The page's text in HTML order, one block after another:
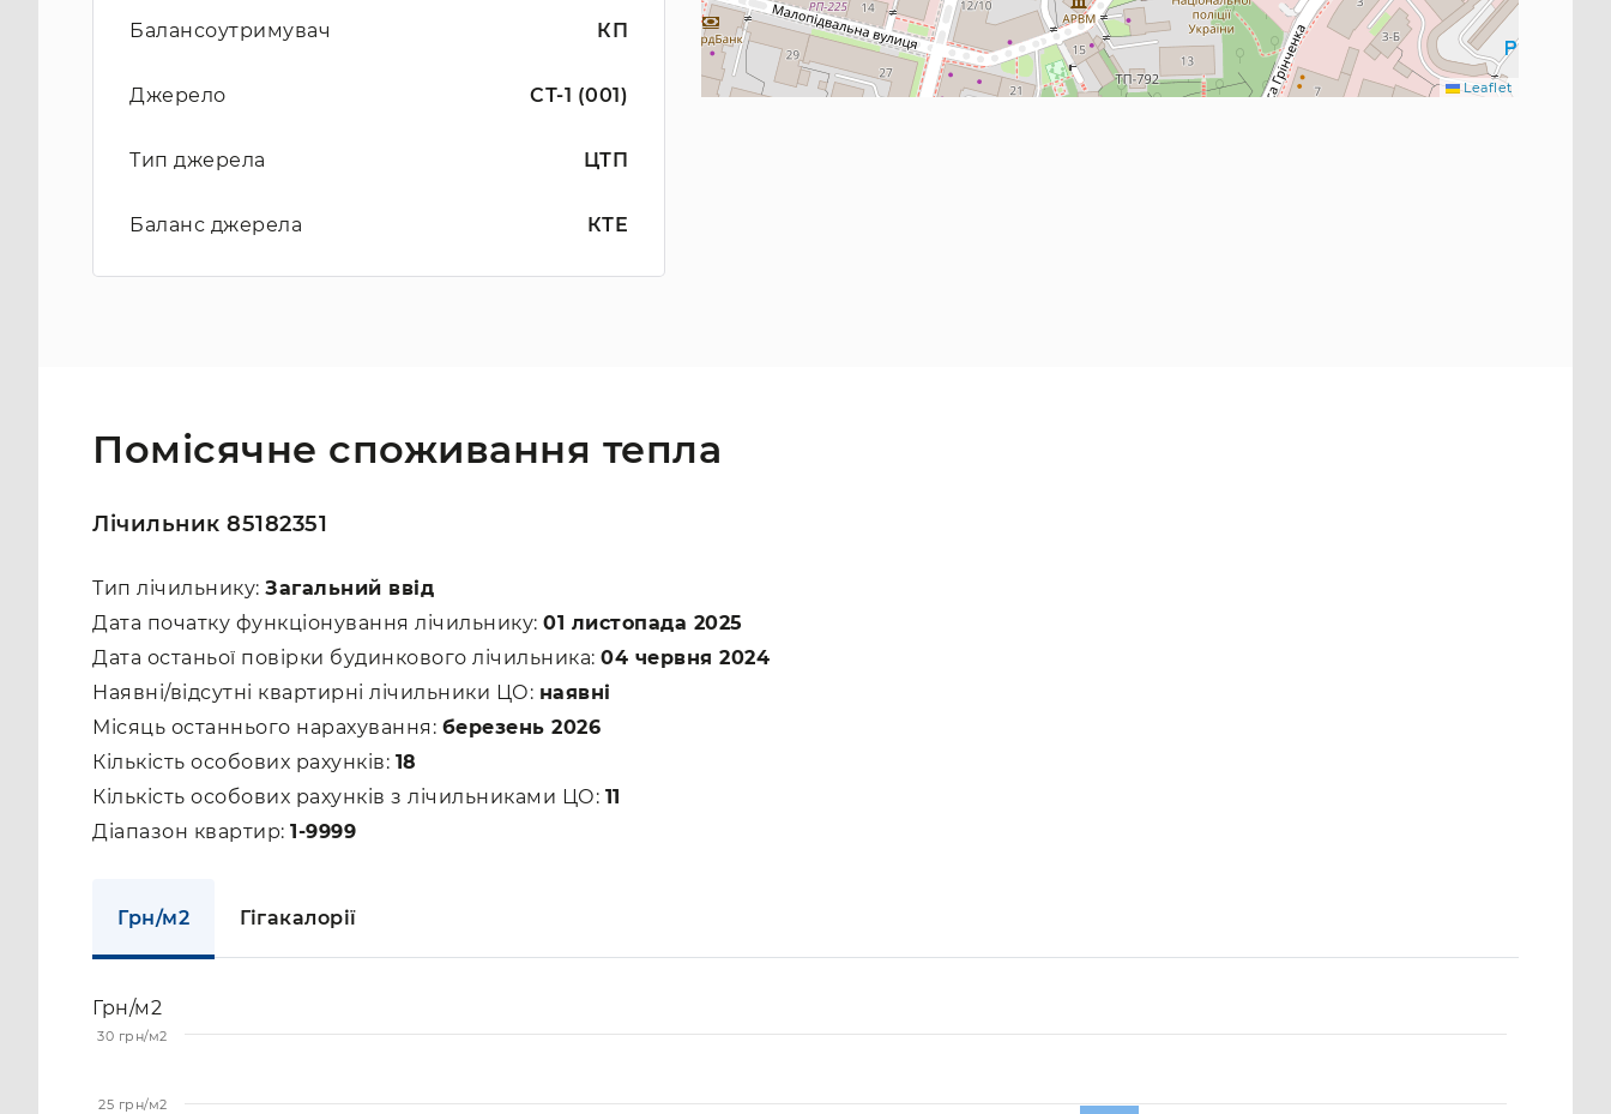
Балансоутримувач КП
Джерело СТ-1 (001)
Тип джерела ЦТП
Баланс джерела КТЕ
Leaflet
Помісячне споживання тепла
Лічильник 85182351
Тип лічильнику: Загальний ввід
Дата початку функціонування лічильнику: 01 листопада 2025
Дата останьої повірки будинкового лічильника: 04 червня 2024
Наявні/відсутні квартирні лічильники ЦО: наявні
Місяць останнього нарахування: березень 2026
Кількість особових рахунків: 18
Кількість особових рахунків з лічильниками ЦО: 11
Діапазон квартир: 1-9999
Грн/м2 Гігакалорії
Грн/м2
25 грн/м2
30 грн/м2